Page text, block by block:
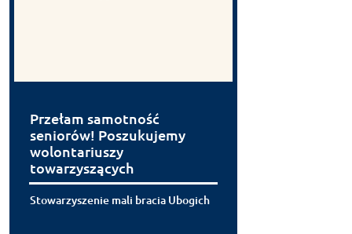
Przełam samotność
seniorów! Poszukujemy
wolontariuszy
towarzyszących
Stowarzyszenie mali bracia Ubogich